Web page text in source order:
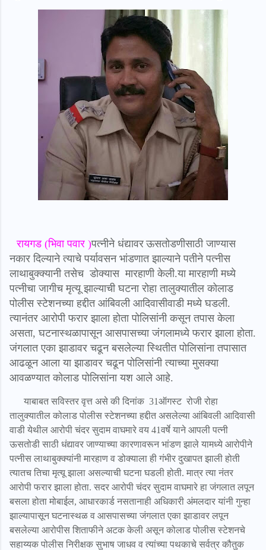
रायगड (भिवा पवार )पत्नीने धंद्यावर ऊसतोडणीसाठी जाण्यास
नकार दिल्याने त्याचे पर्यावसन भांडणात झाल्याने पतीने पत्नीस
लाथाबुक्क्यानी तसेच डोक्यासमारहाणी केली.या मारहाणी मध्ये
पत्नीचा जागीच मृत्यू झाल्याची घटना रोहा तालुक्यातील कोलाड
पोलीस स्टेशनच्या हद्दीत आंबिवली आदिवासीवाडी मध्ये घडली.
त्यानंतर आरोपी फरार झाला होता पोलिसांनी कसून तपास केला
असता, घटनास्थळापासून आसपासच्या जंगलामध्ये फरार झाला होता.
जंगलात एका झाडावर चढून बसलेल्या स्थितीत पोलिसांना तपासात
आढळून आला या झाडावर चढून पोलिसांनी त्याच्या मुसक्या
आवळण्यात कोलाड पोलिसांना यश आले आहे.
याबाबत सविस्तर वृत्त असे की दिनांक 31ऑगस्ट रोजी रोहा
तालुक्यातील कोलाड पोलीस स्टेशनच्या हद्दीत असलेल्या आंबिवली आदिवासी
वाडी येथील आरोपी चंदर सुदाम वाघमारे वय 41वर्षे याने आपली पत्नी
ऊसतोडी साठी धंद्यावर जाण्याच्या कारणावरून भांडण झाले यामध्ये आरोपीने
पत्नीस लाथाबुक्क्यांनी मारहाण व डोक्याला ही गंभीर दुखापत झाली होती
त्यातच तिचा मृत्यू झाला असल्याची घटना घडली होती. मात्र त्या नंतर
आरोपी फरार झाला होता. सदर आरोपी चंदर सुदाम वाघमारे हा जंगलात लपून
बसला होता मोबाईल, आधारकार्ड नसतानाही अधिकारी अंमलदार यांनी गुन्हा
झाल्यापासून घटनास्थळ व आसपासच्या जंगलात एका झाडावर लपून
बसलेल्या आरोपीस शिताफीने अटक केली असून कोलाड पोलीस स्टेशनचे
सहाय्यक पोलीस निरीक्षक सुभाष जाधव व त्यांच्या पथकाचे सर्वत्र कौतुक